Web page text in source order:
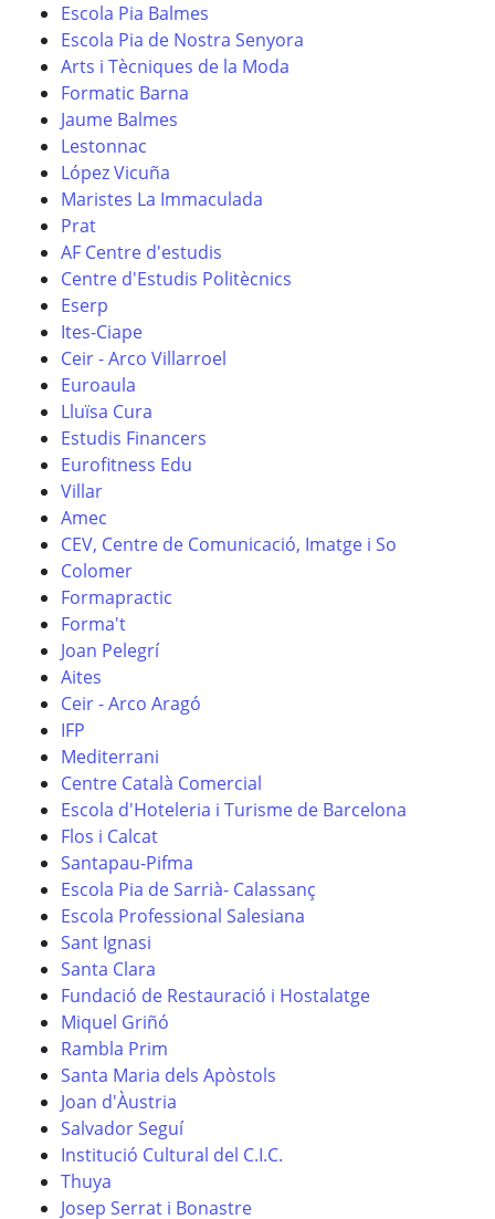
Escola Pia Balmes
Escola Pia de Nostra Senyora
Arts i Tècniques de la Moda
Formatic Barna
Jaume Balmes
Lestonnac
López Vicuña
Maristes La Immaculada
Prat
AF Centre d'estudis
Centre d'Estudis Politècnics
Eserp
Ites-Ciape
Ceir - Arco Villarroel
Euroaula
Lluïsa Cura
Estudis Financers
Eurofitness Edu
Villar
Amec
CEV, Centre de Comunicació, Imatge i So
Colomer
Formapractic
Forma't
Joan Pelegrí
Aites
Ceir - Arco Aragó
IFP
Mediterrani
Centre Català Comercial
Escola d'Hoteleria i Turisme de Barcelona
Flos i Calcat
Santapau-Pifma
Escola Pia de Sarrià- Calassanç
Escola Professional Salesiana
Sant Ignasi
Santa Clara
Fundació de Restauració i Hostalatge
Miquel Griñó
Rambla Prim
Santa Maria dels Apòstols
Joan d'Àustria
Salvador Seguí
Institució Cultural del C.I.C.
Thuya
Josep Serrat i Bonastre